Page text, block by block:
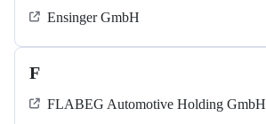
Ensinger GmbH
F
FLABEG Automotive Holding GmbH